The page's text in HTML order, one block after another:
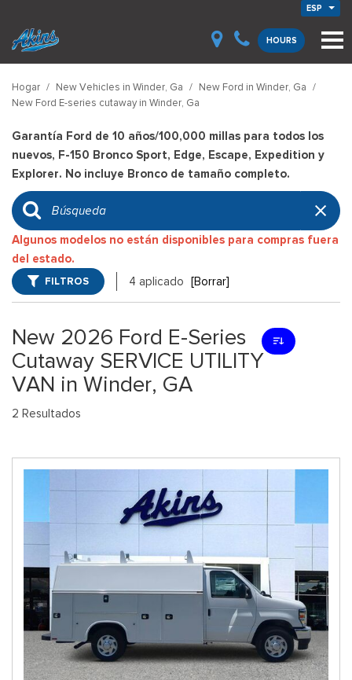
ESP
HOURS
Hogar / New Vehicles in Winder, Ga / New Ford in Winder, Ga /
New Ford E-series cutaway in Winder, Ga
Garantía Ford de 10 años/100,000 millas para todos los
nuevos, F-150 Bronco Sport, Edge, Escape, Expedition y
Explorer. No incluye Bronco de tamaño completo.
Algunos modelos no están disponibles para compras fuera
del estado.
FILTROS 4 aplicado [Borrar]
New 2026 Ford E-Series
Cutaway SERVICE UTILITY
VAN in Winder, GA
2 Resultados